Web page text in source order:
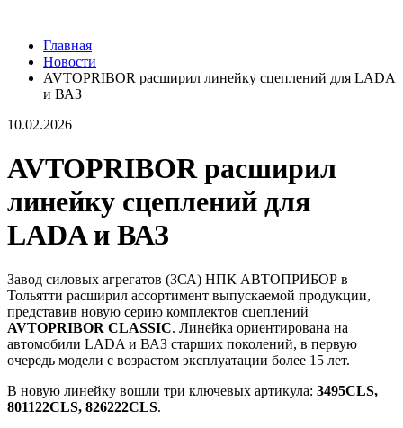
Главная
Новости
AVTOPRIBOR расширил линейку сцеплений для LADA
и ВАЗ
10.02.2026
AVTOPRIBOR расширил
линейку сцеплений для
LADA и ВАЗ
Завод силовых агрегатов (ЗСА) НПК АВТОПРИБОР в
Тольятти расширил ассортимент выпускаемой продукции,
представив новую серию комплектов сцеплений
AVTOPRIBOR CLASSIC. Линейка ориентирована на
автомобили LADA и ВАЗ старших поколений, в первую
очередь модели с возрастом эксплуатации более 15 лет.
В новую линейку вошли три ключевых артикула: 3495CLS,
801122CLS, 826222CLS.